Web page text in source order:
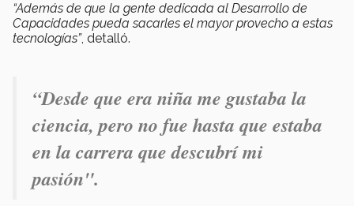
“Además de que la gente dedicada al Desarrollo de
Capacidades pueda sacarles el mayor provecho a estas
tecnologías”, detalló.
“Desde que era niña me gustaba la
ciencia, pero no fue hasta que estaba
en la carrera que descubrí mi
pasión".